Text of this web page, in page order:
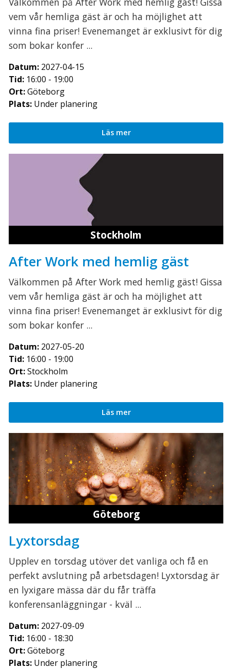
vem vår hemliga gäst är och ha möjlighet att
vinna fina priser! Evenemanget är exklusivt för dig
som bokar konfer ...
Datum: 2027-04-15
Tid: 16:00 - 19:00
Ort:Göteborg
Plats: Under planering
Läs mer
Stockholm
After Work med hemlig gäst
Välkommen på After Work med hemlig gäst! Gissa
vem vår hemliga gäst är och ha möjlighet att
vinna fina priser! Evenemanget är exklusivt för dig
som bokar konfer ...
Datum: 2027-05-20
Tid: 16:00 - 19:00
Ort:Stockholm
Plats: Under planering
Läs mer
Göteborg
Lyxtorsdag
Upplev en torsdag utöver det vanliga och få en
perfekt avslutning på arbetsdagen! Lyxtorsdag är
en lyxigare mässa där du får träffa
konferensanläggningar - kväl ...
Datum: 2027-09-09
Tid: 16:00 - 18:30
Ort:Göteborg
Plats: Under planering